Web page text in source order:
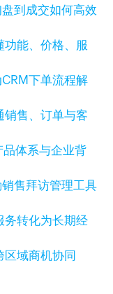
到成交如何高效
功能、价格、服
下单流程解
销售、订单与客
体系与企业背
售拜访管理工具
务转化为长期经
域商机协同